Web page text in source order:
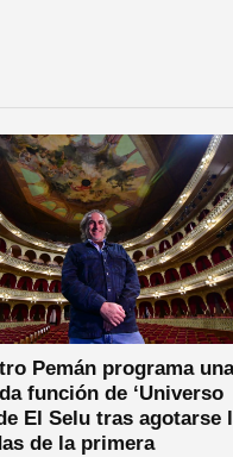
Pemán programa una
función de ‘Universo
El Selu tras agotarse
de la primera